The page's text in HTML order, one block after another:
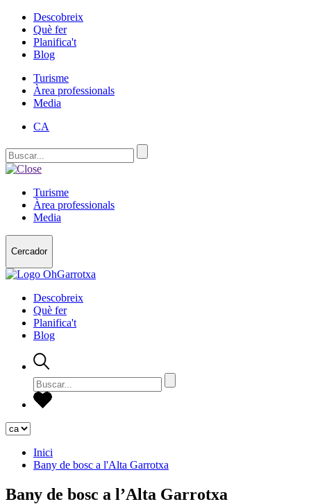
Descobreix
Què fer
Planifica't
Blog
Turisme
Àrea professionals
Media
CA
Turisme
Àrea professionals
Media
Cercador
Descobreix
Què fer
Planifica't
Blog
Inici
Bany de bosc a l'Alta Garrotxa
Bany de bosc a l’Alta Garrotxa